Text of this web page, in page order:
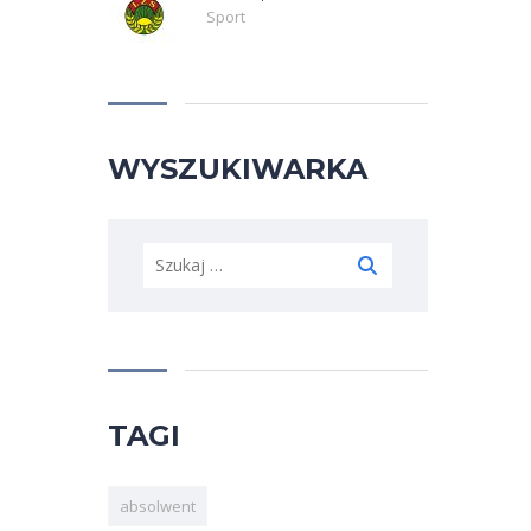
Sport
WYSZUKIWARKA
Szukaj:
TAGI
absolwent